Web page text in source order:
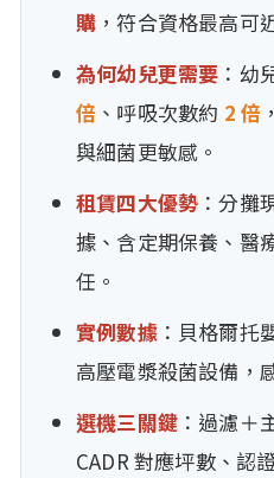
購 ，符合資格最高可
為何幼兒更需要 ：幼
倍 、呼吸次數約 2 倍
與細菌更敏感。
租賃四大優勢 ：分攤
據、含定期保養、醫
任。
實例數據：貝格爾托
高壓電漿殺菌設備，
選機三關鍵 ：過濾＋
CADR 對應坪數、認